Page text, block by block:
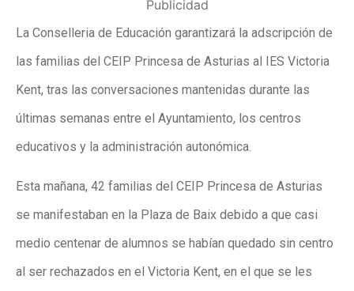
Publicidad
La Conselleria de Educación garantizará la adscripción de
las familias del CEIP Princesa de Asturias al IES Victoria
Kent, tras las conversaciones mantenidas durante las
últimas semanas entre el Ayuntamiento, los centros
educativos y la administración autonómica.
Esta mañana, 42 familias del CEIP Princesa de Asturias
se manifestaban en la Plaza de Baix debido a que casi
medio centenar de alumnos se habían quedado sin centro
al ser rechazados en el Victoria Kent, en el que se les